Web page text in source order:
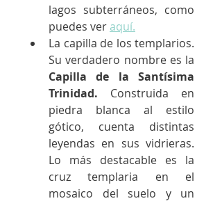
lagos subterráneos, como
puedes ver aquí.
La capilla de los templarios.
Su verdadero nombre es la
Capilla de la Santísima
Trinidad. Construida en
piedra blanca al estilo
gótico, cuenta distintas
leyendas en sus vidrieras.
Lo más destacable es la
cruz templaria en el